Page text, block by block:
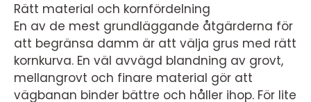
Rätt material och kornfördelning
En av de mest grundläggande åtgärderna för
att begränsa damm är att välja grus med rätt
kornkurva. En väl avvägd blandning av grovt,
mellangrovt och finare material gör att
vägbanan binder bättre och håller ihop. För lite